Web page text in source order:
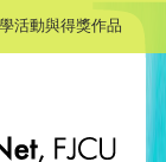
活動與得獎作品